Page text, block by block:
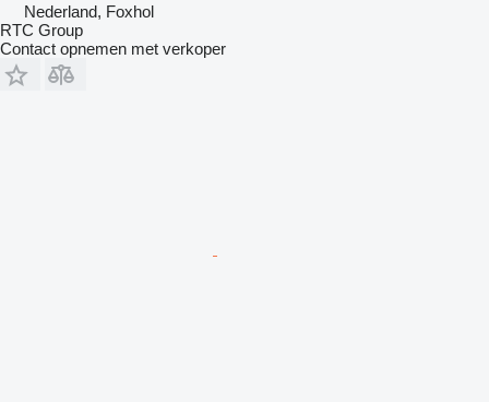
Nederland, Foxhol
RTC Group
Contact opnemen met verkoper